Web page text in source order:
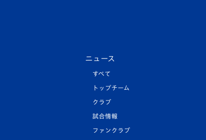
ニュース
すべて
トップチーム
クラブ
試合情報
ファンクラブ